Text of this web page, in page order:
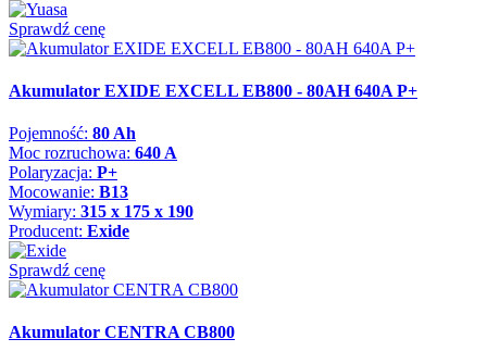
Sprawdź cenę
Akumulator EXIDE EXCELL EB800 - 80AH 640A P+
Pojemność: 80 Ah
Moc rozruchowa: 640 A
Polaryzacja: P+
Mocowanie: B13
Wymiary: 315 x 175 x 190
Producent: Exide
Sprawdź cenę
Akumulator CENTRA CB800